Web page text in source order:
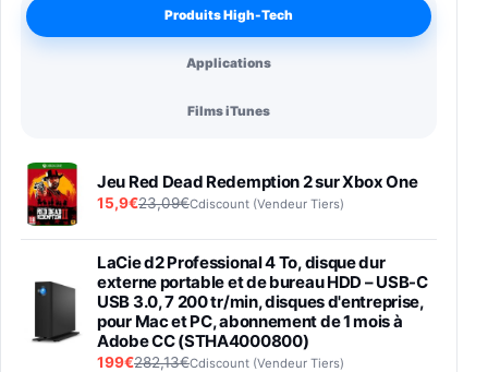
Produits High-Tech
Applications
Films iTunes
Jeu Red Dead Redemption 2 sur Xbox One
15,9€23,09€Cdiscount (Vendeur Tiers)
LaCie d2 Professional 4 To, disque dur
externe portable et de bureau HDD – USB-C
USB 3.0, 7 200 tr/min, disques d'entreprise,
pour Mac et PC, abonnement de 1 mois à
Adobe CC (STHA4000800)
199€282,13€Cdiscount (Vendeur Tiers)